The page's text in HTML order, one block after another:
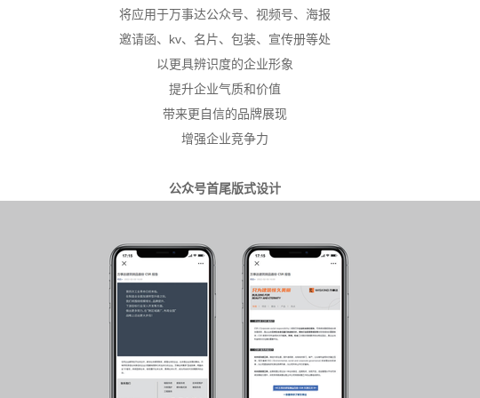
将应用于万事达公众号、视频号、海报
邀请函、kv、名片、包装、宣传册等处
以更具辨识度的企业形象
提升企业气质和价值
带来更自信的品牌展现
增强企业竞争力
公众号首尾版式设计